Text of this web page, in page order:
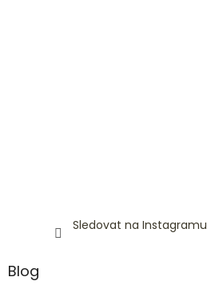
Sledovat na Instagramu
Blog